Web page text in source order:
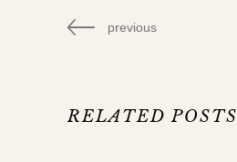
previous
RELATED POSTS